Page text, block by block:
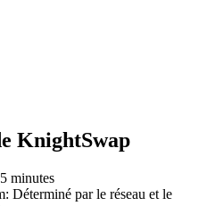
monnaie
KnightSwap
minutes
: Déterminé par le réseau et le